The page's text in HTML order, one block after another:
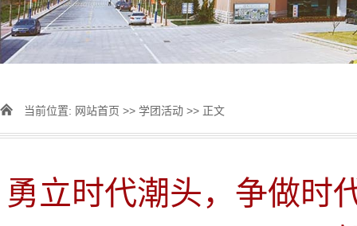
当前位置: 网站首页 >> 学团活动 >> 正文
勇立时代潮头，争做